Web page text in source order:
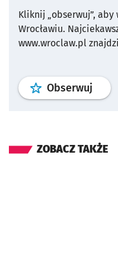
Kliknij „obserwuj”,
Wrocławiu.
www.wroclaw.pl
Obserwuj profil
ZOBACZ TAKŻE